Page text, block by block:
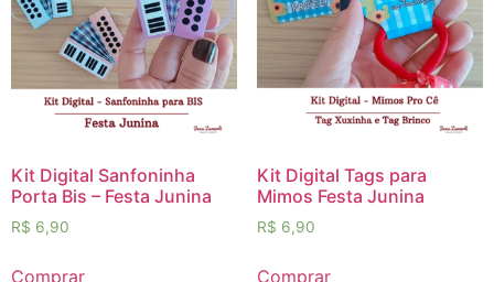
Kit Digital Sanfoninha
Porta Bis – Festa Junina
R$ 6,90
Comprar
Kit Digital Tags para
Mimos Festa Junina
R$ 6,90
Comprar